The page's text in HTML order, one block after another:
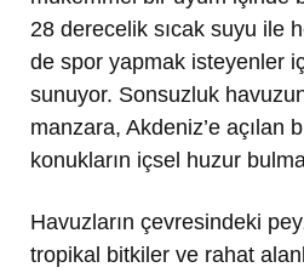
28 derecelik sıcak suyu ile
de spor yapmak isteyenler
sunuyor. Sonsuzluk
manzara, Akdeniz’e açılan
konukların içsel huzur
Havuzların çevresindeki
tropikal bitkiler ve rahat